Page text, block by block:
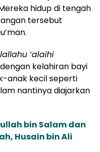
hidup di tengah
tersebut
‘alaihi
kelahiran bayi
anak kecil seperti
nantinya diajarkan
bin Salam dan
Husain bin Ali